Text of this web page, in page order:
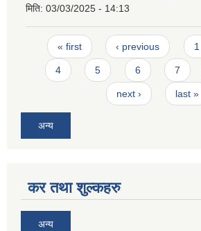
मिति: 03/03/2025 - 14:13
Pages
« first ‹ previous 1
4 5 6 7
next › last »
अन्य
कर तथा शुल्कहरु
अन्य